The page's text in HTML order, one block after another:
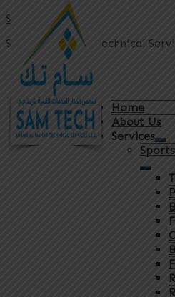
Sam Tech
Shams Al Manar Technical
Home
About Us
Services